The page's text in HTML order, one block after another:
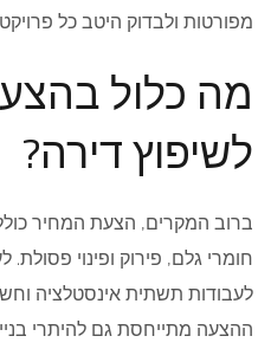
מפורטות ולבדוק היטב כל
מה כלול
לשיפוץ דירה?
ברוב המקרים, הצעת המחיר
חומרי גלם, פירוק ופינוי
לעבודות תשתית אינסטלציה
ההצעה מתייחסת גם להיתרי